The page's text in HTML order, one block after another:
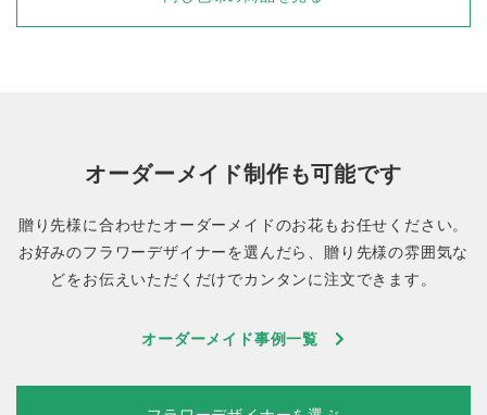
オーダーメイド制作も可能です
贈り先様に合わせたオーダーメイドのお花もお任せください。
お好みのフラワーデザイナーを選んだら、贈り先様の雰囲気な
どをお伝えいただくだけでカンタンに注文できます。
オーダーメイド事例一覧